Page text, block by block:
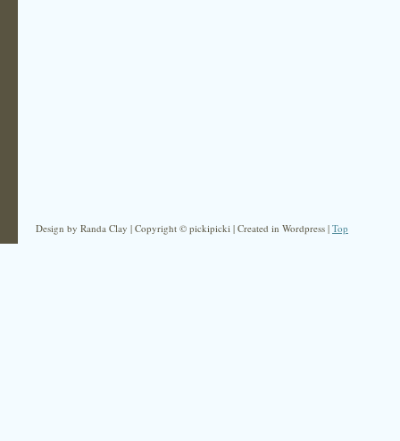
Design by Randa Clay | Copyright © pickipicki | Created in Wordpress | Top